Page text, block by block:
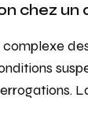
chez un